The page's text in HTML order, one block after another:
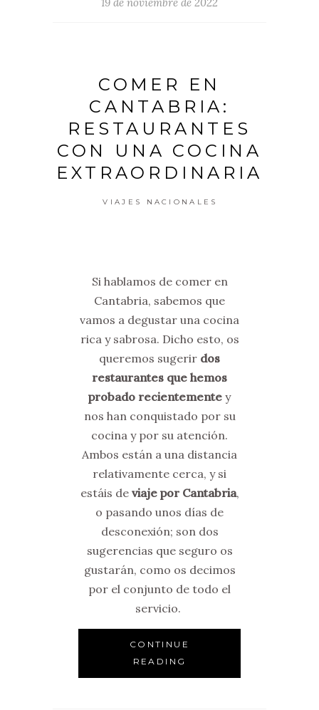
COMER EN
CANTABRIA:
RESTAURANTES
CON UNA COCINA
EXTRAORDINARIA
VIAJES NACIONALES
Si hablamos de comer en
Cantabria, sabemos que
vamos a degustar una cocina
rica y sabrosa. Dicho esto, os
queremos sugerir dos
restaurantes que hemos
probado recientemente y
nos han conquistado por su
cocina y por su atención.
Ambos están a una distancia
relativamente cerca, y si
estáis de viaje por Cantabria,
o pasando unos días de
desconexión; son dos
sugerencias que seguro os
gustarán, como os decimos
por el conjunto de todo el
servicio.
CONTINUE
READING